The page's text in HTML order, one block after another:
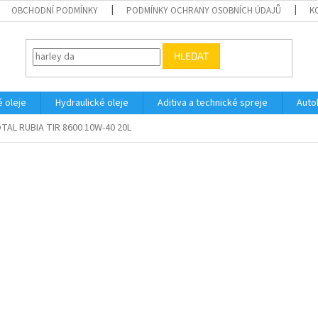
OBCHODNÍ PODMÍNKY PODMÍNKY OCHRANY OSOBNÍCH ÚDAJŮ
HLEDAT
oleje Hydraulické oleje Aditiva a technické spreje
RUBIA TIR 8600 10W-40 20L